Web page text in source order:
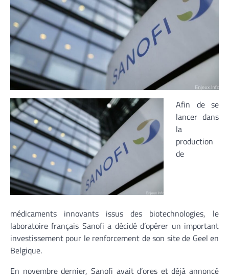
Afin de se
lancer dans
la
production
de
médicaments innovants issus des biotechnologies, le
laboratoire français Sanofi a décidé d’opérer un important
investissement pour le renforcement de son site de Geel en
Belgique.
En novembre dernier, Sanofi avait d’ores et déjà annoncé